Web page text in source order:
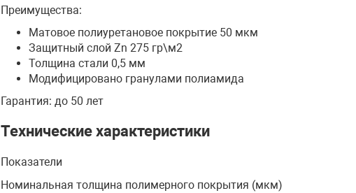
Преимущества:
Матовое полиуретановое покрытие 50 мкм
Защитный слой Zn 275 гр\м2
Толщина стали 0,5 мм
Модифицировано гранулами полиамида
Гарантия: до 50 лет
Технические характеристики
Показатели
Номинальная толщина полимерного покрытия (мкм)